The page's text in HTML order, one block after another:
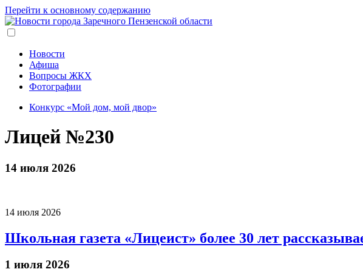
Перейти к основному содержанию
Новости
Афиша
Вопросы ЖКХ
Фотографии
Конкурс «Мой дом, мой двор»
Лицей №230
14 июля 2026
14 июля 2026
Школьная газета «Лицеист» более 30 лет
1 июля 2026